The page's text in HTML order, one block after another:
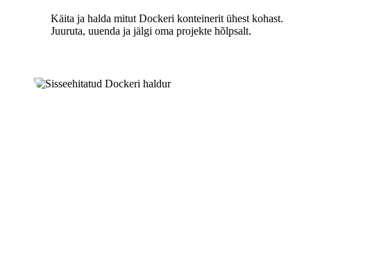
Käita ja halda mitut Dockeri konteinerit ühest kohast.
Juuruta, uuenda ja jälgi oma projekte hõlpsalt.